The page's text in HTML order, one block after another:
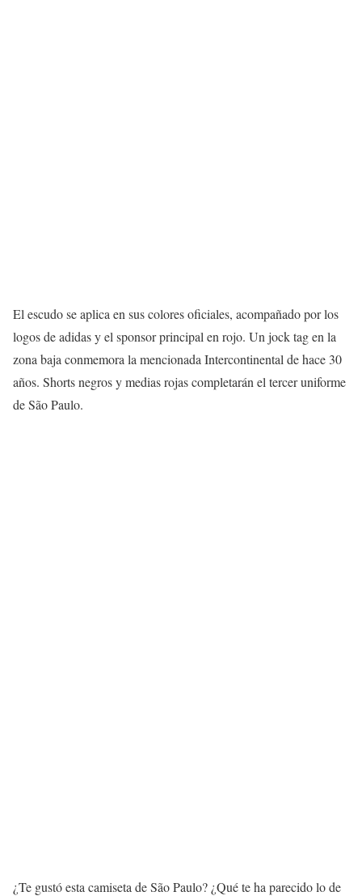
El escudo se aplica en sus colores oficiales, acompañado por los
logos de adidas y el sponsor principal en rojo. Un jock tag en la
zona baja conmemora la mencionada Intercontinental de hace 30
años. Shorts negros y medias rojas completarán el tercer uniforme
de São Paulo.
¿Te gustó esta camiseta de São Paulo? ¿Qué te ha parecido lo de